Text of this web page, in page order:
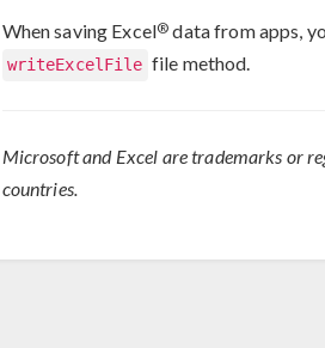
When saving Excel® data from apps,
writeExcelFile file method.
Microsoft and Excel are trademarks or
countries.